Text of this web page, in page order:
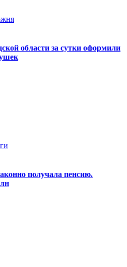
области за сутки оформили
получала пенсию.